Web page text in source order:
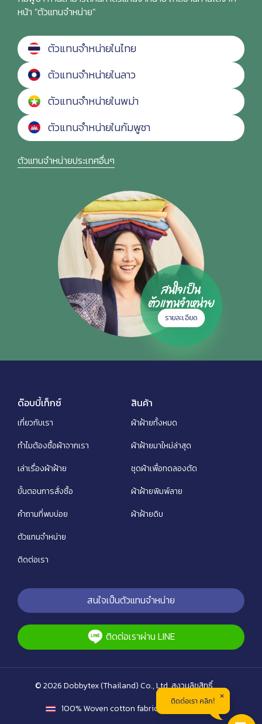
หน้า "ตัวแทนจำหน่าย"
ตัวแทนจำหน่ายในไทย
ตัวแทนจำหน่ายในลาว
ตัวแทนจำหน่ายในพม่า
ตัวแทนจำหน่ายในกัมพูชา
ตัวแทนจำหน่ายประเทศอื่นๆ
สนใจเป็น
ตัวแทนจำหน่าย
รายละเอียด
ด๊อบบี้เท็กซ์
เกี่ยวกับเรา
ทำไมต้องซื้อผ้าจากเรา
เล่าเรื่องผ้าฝ้าย
ขั้นตอนการสั่งซื้อ
คำถามที่พบบ่อย
ตัวแทนจำหน่าย
ติดต่อเรา
สินค้า
ผ้าฝ้ายทั้งหมด
ผ้าฝ้ายมาใหม่ล่าสุด
ชุดผ้าเพื่อทดลองตัด
ผ้าฝ้ายพิมพ์ลาย
ผ้าฝ้ายดิบ
สนใจเป็นตัวแทนจำหน่าย
ติดต่อเราผ่าน LINE
© 2026 Dobbytex (Thailand) Co., Ltd. สงวนลิขสิทธิ์
100% Woven cotton fabric of Thailand
ติดต่อเรา คลิก!